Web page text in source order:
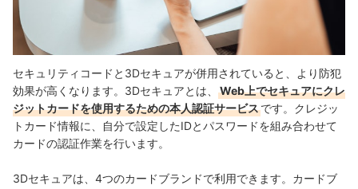
セキュリティコードと3Dセキュアが併用されていると、より防犯
効果が高くなります。 3Dセキュアとは、
Web上でセキュアにクレ
ジットカードを使用するための本人認証サービスです。クレジッ
トカード情報に、自分で設定したIDとパスワードを組み合わせて
カードの認証作業を行います。
3Dセキュアは、4つのカードブランドで利用できます。カードブ